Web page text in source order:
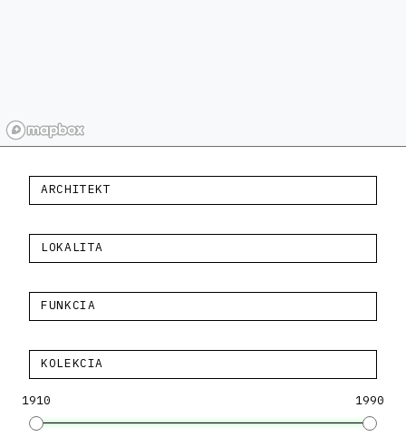
ARCHITEKT
LOKALITA
FUNKCIA
KOLEKCIA
1910 1990